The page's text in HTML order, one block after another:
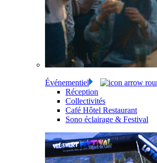
Événementiel
Réception
Collectivités
Café Hôtel Restaurant
Sono éclairage & Festival